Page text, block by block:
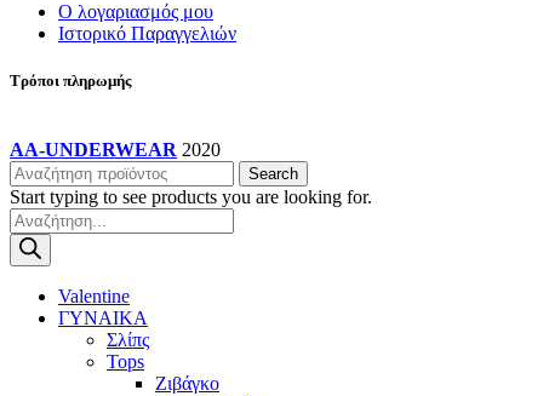
Ο λογαριασμός μου
Ιστορικό Παραγγελιών
Τρόποι πληρωμής
AA-UNDERWEAR 2020
Search
Start typing to see products you are looking for.
Products
search
Valentine
ΓΥΝΑΙΚΑ
Σλίπς
Tops
Ζιβάγκο